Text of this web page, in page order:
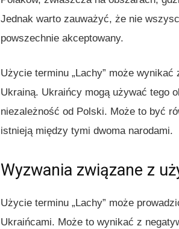
Jednak warto zauważyć, że nie
powszechnie akceptowany.
Użycie terminu „Lachy” może
Ukrainą. Ukraińcy mogą używać tego
niezależność od Polski. Może to być
istnieją między tymi dwoma narodami.
Wyzwania związane z
Użycie terminu „Lachy” może
Ukraińcami. Może to wynikać z